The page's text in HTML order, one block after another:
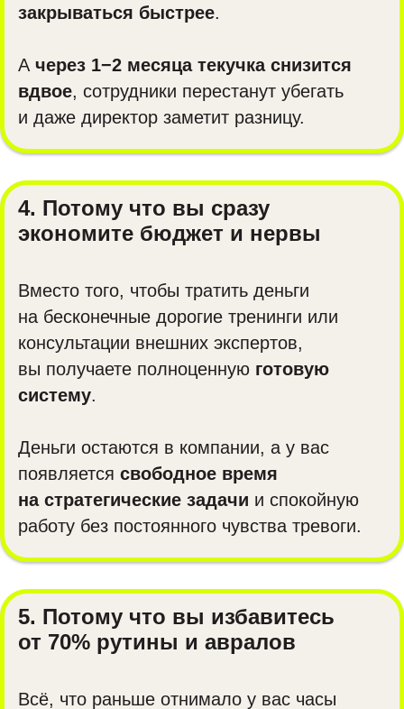
закрываться быстрее.
А через 1−2 месяца текучка снизится
вдвое, сотрудники перестанут убегать
и даже директор заметит разницу.
4. Потому что вы сразу
экономите бюджет и нервы
Вместо того, чтобы тратить деньги
на бесконечные дорогие тренинги или
консультации внешних экспертов,
вы получаете полноценную готовую
систему.
Деньги остаются в компании, а у вас
появляется свободное время
на стратегические задачи и спокойную
работу без постоянного чувства тревоги.
5. Потому что вы избавитесь
от 70% рутины и авралов
Всё, что раньше отнимало у вас часы